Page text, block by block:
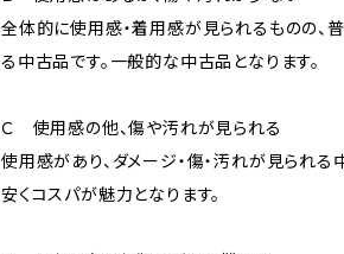
全体的に使用感・着用感が見られるものの、
る中古品です。一般的な中古品となります。
Ｃ 使用感の他、傷や汚れが見られる
使用感があり、ダメージ・傷・汚れが見られる
安くコスパが魅力となります。